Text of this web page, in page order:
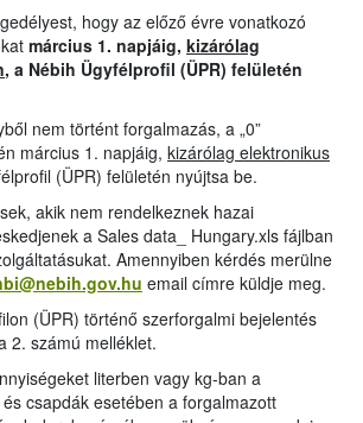
hogy az előző évre vonatkozó
március 1. napjáig, kizárólag
, a Nébih Ügyfélprofil (ÜPR) felületén
nem történt forgalmazás, a „0”
március 1. napjáig, kizárólag elektronikus
(ÜPR) felületén nyújtsa be.
akik nem rendelkeznek hazai
a Sales data_ Hungary.xls fájlban
Amennyiben kérdés merülne
email címre küldje meg.
(ÜPR) történő szerforgalmi bejelentés
2. számú melléklet.
literben vagy kg-ban a
csapdák esetében a forgalmazott